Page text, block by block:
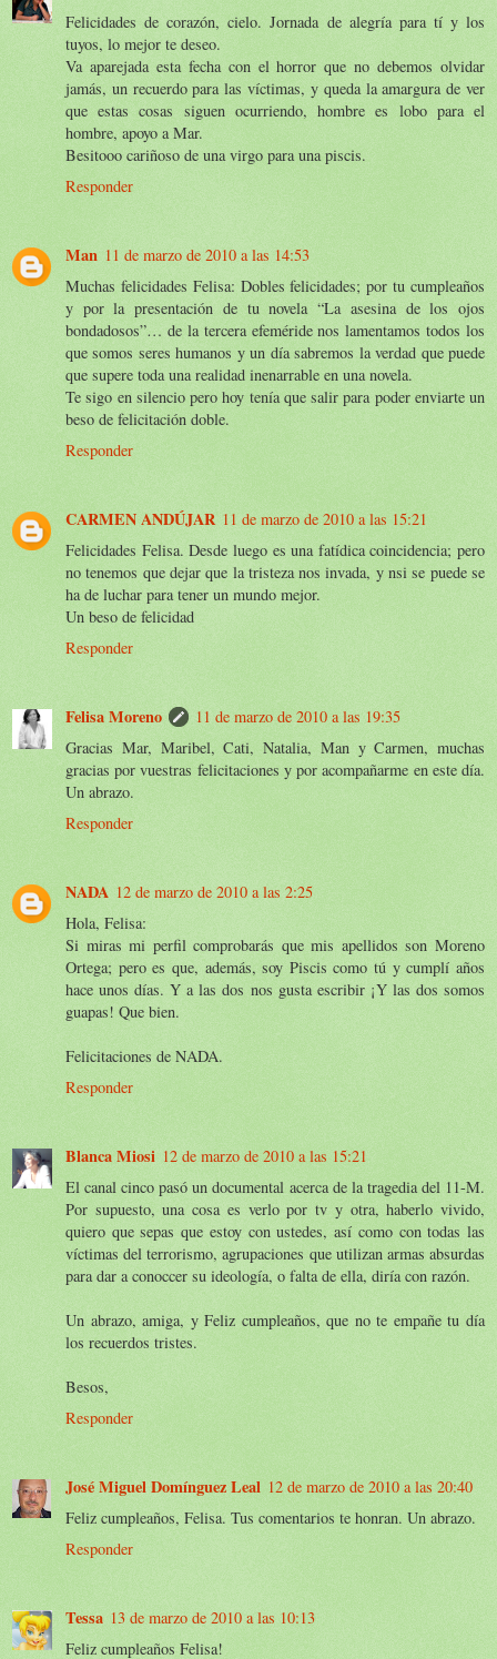
Felicidades de corazón, cielo. Jornada de alegría para tí y los
tuyos, lo mejor te deseo.
Va aparejada esta fecha con el horror que no debemos olvidar
jamás, un recuerdo para las víctimas, y queda la amargura de ver
que estas cosas siguen ocurriendo, hombre es lobo para el
hombre, apoyo a Mar.
Besitooo cariñoso de una virgo para una piscis.
Responder
Man 11 de marzo de 2010 a las 14:53
Muchas felicidades Felisa: Dobles felicidades; por tu cumpleaños
y por la presentación de tu novela “La asesina de los ojos
bondadosos”… de la tercera efeméride nos lamentamos todos los
que somos seres humanos y un día sabremos la verdad que puede
que supere toda una realidad inenarrable en una novela.
Te sigo en silencio pero hoy tenía que salir para poder enviarte un
beso de felicitación doble.
Responder
CARMEN ANDÚJAR 11 de marzo de 2010 a las 15:21
Felicidades Felisa. Desde luego es una fatídica coincidencia; pero
no tenemos que dejar que la tristeza nos invada, y nsi se puede se
ha de luchar para tener un mundo mejor.
Un beso de felicidad
Responder
Felisa Moreno
11 de marzo de 2010 a las 19:35
Gracias Mar, Maribel, Cati, Natalia, Man y Carmen, muchas
gracias por vuestras felicitaciones y por acompañarme en este día.
Un abrazo.
Responder
NADA 12 de marzo de 2010 a las 2:25
Hola, Felisa:
Si miras mi perfil comprobarás que mis apellidos son Moreno
Ortega; pero es que, además, soy Piscis como tú y cumplí años
hace unos días. Y a las dos nos gusta escribir ¡Y las dos somos
guapas! Que bien.
Felicitaciones de NADA.
Responder
Blanca Miosi 12 de marzo de 2010 a las 15:21
El canal cinco pasó un documental acerca de la tragedia del 11-M.
Por supuesto, una cosa es verlo por tv y otra, haberlo vivido,
quiero que sepas que estoy con ustedes, así como con todas las
víctimas del terrorismo, agrupaciones que utilizan armas absurdas
para dar a conoccer su ideología, o falta de ella, diría con razón.
Un abrazo, amiga, y Feliz cumpleaños, que no te empañe tu día
los recuerdos tristes.
Besos,
Responder
José Miguel Domínguez Leal 12 de marzo de 2010 a las 20:40
Feliz cumpleaños, Felisa. Tus comentarios te honran. Un abrazo.
Responder
Tessa 13 de marzo de 2010 a las 10:13
Feliz cumpleaños Felisa!